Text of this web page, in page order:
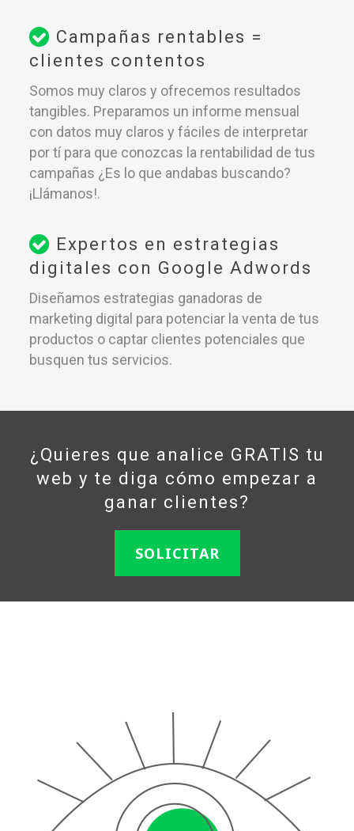
Campañas rentables =
clientes contentos
Somos muy claros y ofrecemos resultados
tangibles. Preparamos un informe mensual
con datos muy claros y fáciles de interpretar
por tí para que conozcas la rentabilidad de tus
campañas ¿Es lo que andabas buscando?
¡Llámanos!.
Expertos en estrategias
digitales con Google Adwords
Diseñamos estrategias ganadoras de
marketing digital para potenciar la venta de tus
productos o captar clientes potenciales que
busquen tus servicios.
¿Quieres que analice GRATIS tu
web y te diga cómo empezar a
ganar clientes?
SOLICITAR